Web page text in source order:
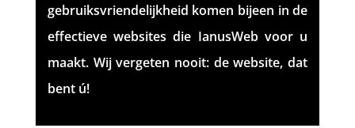
gebruiksvriendelijkheid komen bijeen in de
effectieve websites die IanusWeb voor u
maakt. Wij vergeten nooit: de website, dat
bent ú!